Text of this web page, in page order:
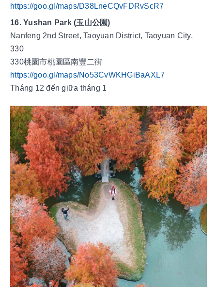
https://goo.gl/maps/D38LneCQvFDRvScR7
16. Yushan Park (玉山公園)
Nanfeng 2nd Street, Taoyuan District, Taoyuan City,
330
330桃園市桃園區南豐二街
https://goo.gl/maps/No53CvWKHGiBaAXL7
Tháng 12 đến giữa tháng 1